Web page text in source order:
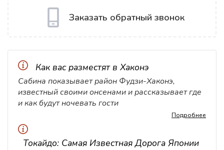
Заказать обратный звонок
Как вас разместят в Хаконэ
Сабина показывает район Фудзи-Хаконэ,
известный своими онсенами и рассказывает где
и как будут ночевать гости
Подробнее
Токайдо: Самая Известная Дорога Японии